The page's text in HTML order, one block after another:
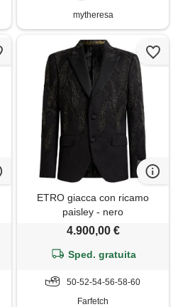
mytheresa
ETRO giacca con ricamo
paisley - nero
4.900,00 €
Sped. gratuita
50-52-54-56-58-60
Farfetch